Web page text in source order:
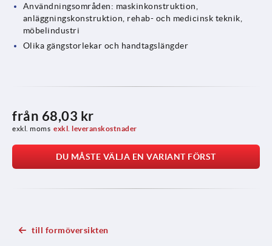
Användningsområden: maskinkonstruktion,
anläggningskonstruktion, rehab- och medicinsk teknik,
möbelindustri
Olika gängstorlekar och handtagslängder
från 68,03 kr
exkl. moms exkl. leveranskostnader
DU MÅSTE VÄLJA EN VARIANT FÖRST
till formöversikten